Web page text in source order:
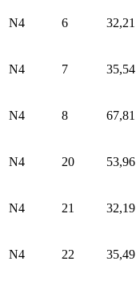
N4 6 32,21
N4 7 35,54
N4 8 67,81
N4 20 53,96
N4 21 32,19
N4 22 35,49